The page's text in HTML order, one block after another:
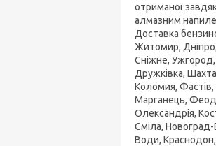
отриманої
алмазним
Доставка
Житомир,
Сніжне, Ужгород,
Дружківка,
Коломия, Фастів,
Марганець,
Олександрія,
Сміла,
Води,